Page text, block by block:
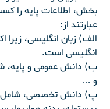
بخش، اطلاعات پایه را
عبارتند از:
الف) زبان انگلیسی،
انگلیسی است.
ب) دانش عمومی و پایه،
و …
پ) دانش تخصصی، شامل: